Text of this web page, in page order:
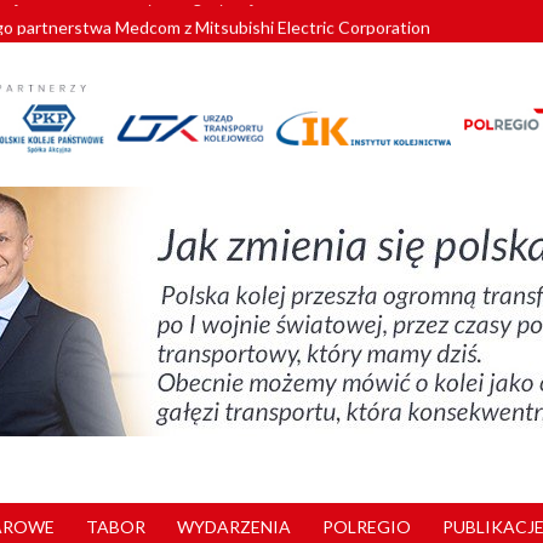
partnerstwa Medcom z Mitsubishi Electric Corporation
znów szuka dostawcy nowych EZT
kolejowych w północnej Wielkopolsce. Łatwiejsze dojazdy do pracy i
nowe standardy kategoryzacji dworców
TABOR WYDARZENIA POLREGIO